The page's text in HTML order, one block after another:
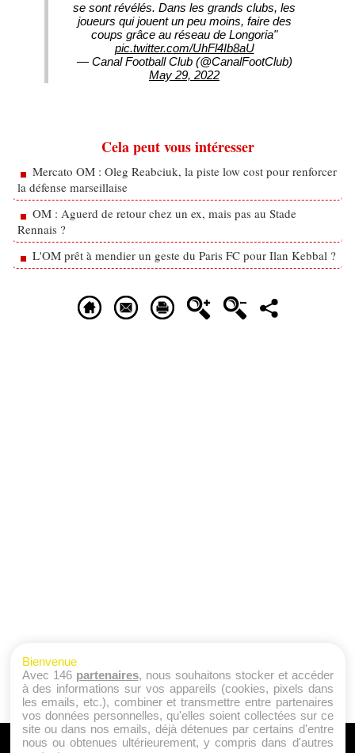
se sont révélés. Dans les grands clubs, les
joueurs qui jouent un peu moins, faire des
coups grâce au réseau de Longoria"
pic.twitter.com/UhFl4Ib8aU
— Canal Football Club (@CanalFootClub)
May 29, 2022
Cela peut vous intéresser
Mercato OM : Oleg Reabciuk, la piste low cost pour renforcer
la défense marseillaise
OM : Aguerd de retour chez un ex, mais pas au Stade
Rennais ?
L'OM prêt à mendier un geste du Paris FC pour Ilan Kebbal ?
Bienvenue
Avec 146 partenaires, nous souhaitons stocker et accéder
à des informations sur vos appareils (cookies, pixels dans
les emails, etc.), combiner et transmettre entre partenaires
vos données personnelles, qu'elles soient collectées sur ce
site ou dans nos emails, déjà détenues par certains d'entre
nous ou obtenues ultérieurement, y compris dans d'autres